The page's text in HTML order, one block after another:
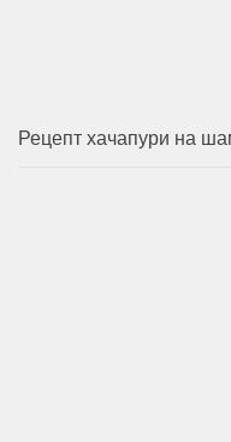
Рецепт хачапури на